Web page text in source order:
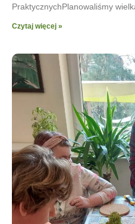
PraktycznychPlanowaliśmy
Czytaj więcej »